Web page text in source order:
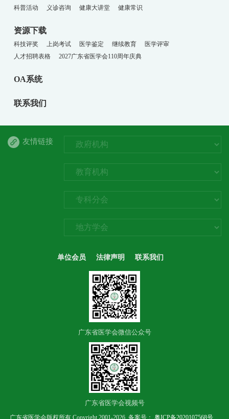
科普活动 义诊咨询 健康大讲堂 健康常识
资源下载
科技评奖 上岗考试 医学鉴定 继续教育
医学评审
人才招聘表格
2027广东省医学会110周年庆典
OA系统
联系我们
友情链接
单位会员 法律声明 联系我们
广东省医学会微信公众号
广东省医学会视频号
广东省医学会版权所有 Copyright 2001-2026 备案号： 粤ICP备2020107568号